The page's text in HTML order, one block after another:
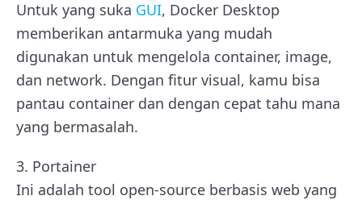
Untuk yang suka GUI, Docker Desktop
memberikan antarmuka yang mudah
digunakan untuk mengelola container, image,
dan network. Dengan fitur visual, kamu bisa
pantau container dan dengan cepat tahu mana
yang bermasalah.
3. Portainer
Ini adalah tool open-source berbasis web yang